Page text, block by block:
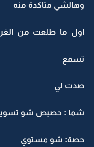
وهالشي متاكدة منه
اول ما طلعت من
تسمع
صدت لي
شما : حصيص شو تسوين
حصة: شو مستوي